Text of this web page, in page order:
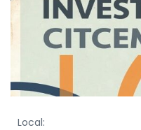
Local: